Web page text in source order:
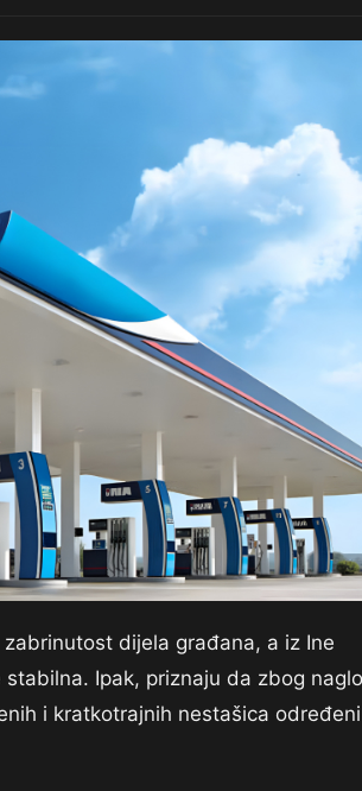
dijela građana, a iz Ine
Ipak, priznaju da zbog
i kratkotrajnih nestašica